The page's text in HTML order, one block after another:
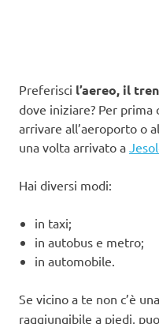
Preferisci l’aereo, il
dove iniziare? Per prima
arrivare all’aeroporto o
una volta arrivato a
Hai diversi modi:
in taxi;
in autobus e metro;
in automobile.
Se vicino a te non c’è
raggiungibile a piedi,